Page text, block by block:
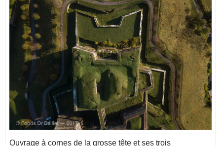
Ouvrage à cornes de la grosse tête et ses trois